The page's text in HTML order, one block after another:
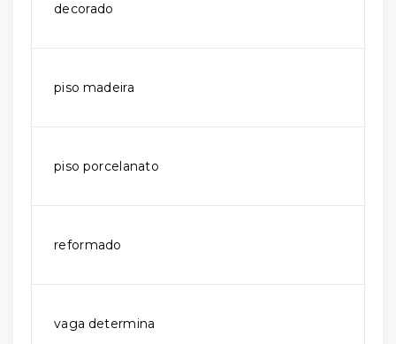
decorado
piso madeira
piso porcelanato
reformado
vaga determina